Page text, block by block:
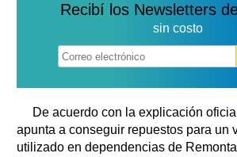
Recibí los Newsletters
sin costo
De acuerdo con la explicación
apunta a conseguir repuestos para un
utilizado en dependencias de